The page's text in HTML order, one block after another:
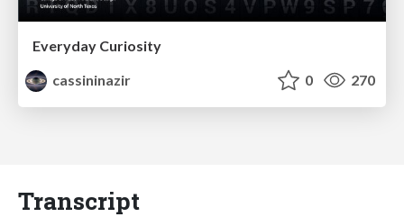
Everyday Curiosity
cassininazir
0 270
Transcript